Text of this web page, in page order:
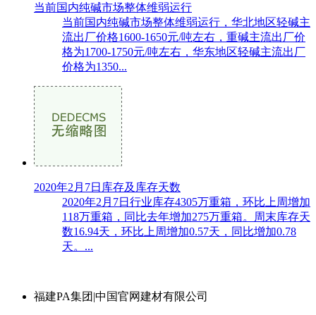
当前国内纯碱市场整体维弱运行
当前国内纯碱市场整体维弱运行，华北地区轻碱主
流出厂价格1600-1650元/吨左右，重碱主流出厂价
格为1700-1750元/吨左右，华东地区轻碱主流出厂
价格为1350...
2020年2月7日库存及库存天数
2020年2月7日行业库存4305万重箱，环比上周增加
118万重箱，同比去年增加275万重箱。周末库存天
数16.94天，环比上周增加0.57天，同比增加0.78
天。...
福建PA集团|中国官网建材有限公司